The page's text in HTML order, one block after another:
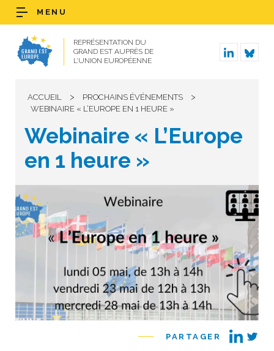
REPRÉSENTATION DU
GRAND EST AUPRÈS DE
L’UNION EUROPÉENNE
MENU
ACCUEIL > PROCHAINS ÉVÉNEMENTS >
WEBINAIRE « L’EUROPE EN 1 HEURE »
Webinaire « L’Europe
en 1 heure »
PARTAGER